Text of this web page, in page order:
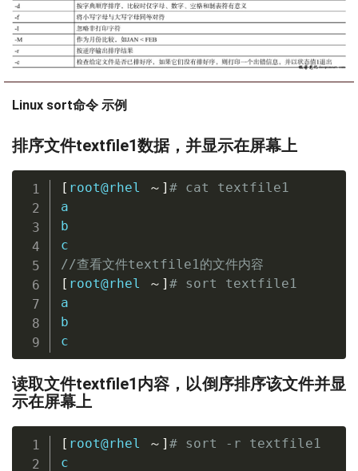
Linux sort命令 示例
排序文件textfile1数据，并显示在屏幕上
[ root@rhel ～ ] # cat textfile1
a
b
//查看文件textfile1的文件内容
[ root@rhel ～ ] # sort textfile1
a
b
c
读取文件textfile1内容，以倒序排序该文件并显
示在屏幕上
[ root@rhel ～ ] # sort -r textfile1
c